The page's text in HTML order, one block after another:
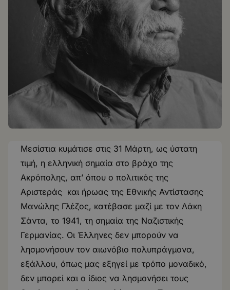
Μεσίστια κυμάτισε στις 31 Μάρτη, ως ύστατη
τιμή, η ελληνική σημαία στο βράχο της
Ακρόπολης, απ’ όπου ο πολιτικός της
Αριστεράς και ήρωας της Εθνικής Αντίστασης
Μανώλης Γλέζος, κατέβασε μαζί με τον Λάκη
Σάντα, το 1941, τη σημαία της Ναζιστικής
Γερμανίας. Οι Έλληνες δεν μπορούν να
λησμονήσουν τον αιωνόβιο πολυπράγμονα,
εξάλλου, όπως μας εξηγεί με τρόπο μοναδικό,
δεν μπορεί και ο ίδιος να λησμονήσει τους